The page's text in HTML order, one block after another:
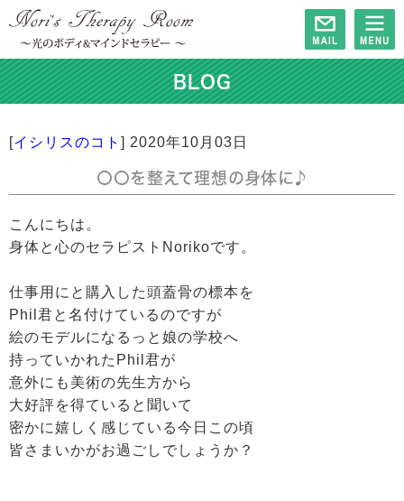
BLOG
[イシリスのコト ] 2020年10月03日
〇〇を整えて理想の身体に♪
こんにちは。
身体と心のセラピストNorikoです。
仕事用にと購入した頭蓋骨の標本を
Phil君と名付けているのですが
絵のモデルになるっと娘の学校へ
持っていかれたPhil君が
意外にも美術の先生方から
大好評を得ていると聞いて
密かに嬉しく感じている今日この頃
皆さまいかがお過ごしでしょうか？